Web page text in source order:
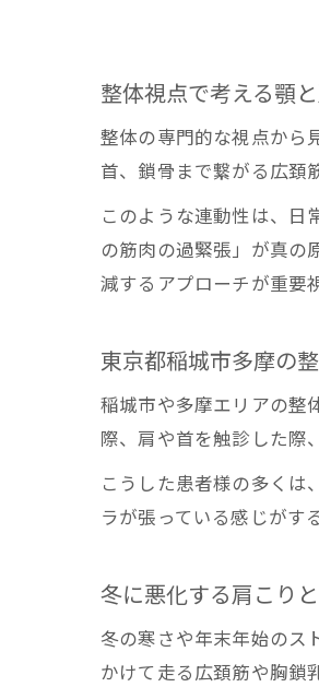
整体視点で考える顎
整体の専門的な視点から
首、鎖骨まで繋がる広頚
このような連動性は、日
の筋肉の過緊張」が真の
減するアプローチが重要
東京都稲城市多摩の
稲城市や多摩エリアの整
際、肩や首を触診した際
こうした患者様の多くは
ラが張っている感じがす
冬に悪化する肩こり
冬の寒さや年末年始のス
かけて走る広頚筋や胸鎖